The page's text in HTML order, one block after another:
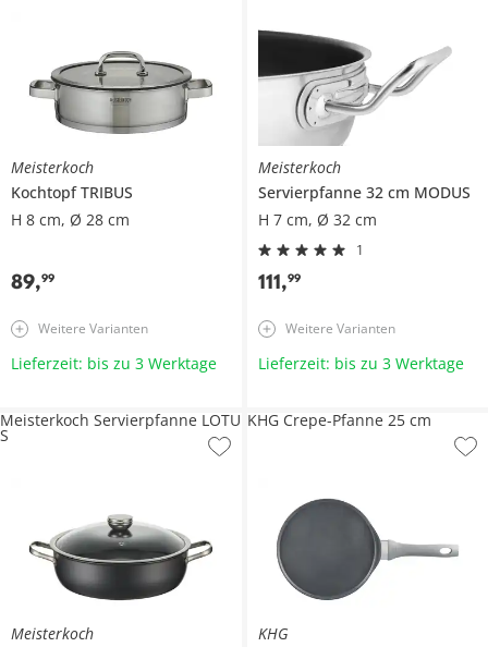
Meisterkoch
KochtopfTRIBUS
H 8 cm, Ø 28 cm
89,99
Weitere Varianten
Lieferzeit: bis zu 3 Werktage
Meisterkoch
Servierpfanne 32 cm MODUS
H 7 cm, Ø 32 cm
1
111,99
Weitere Varianten
Lieferzeit: bis zu 3 Werktage
Meisterkoch
Meisterkoch Servierpfanne LOTU
S
KHG
KHG Crepe-Pfanne 25 cm